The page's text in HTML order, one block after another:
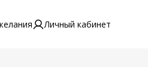
Личный кабинет